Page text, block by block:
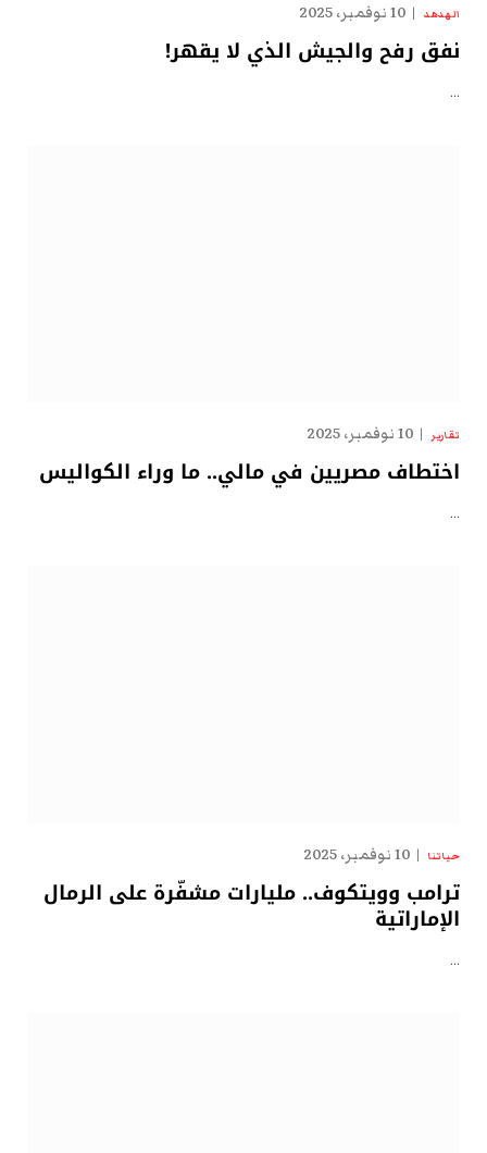
الهدهد 10 نوفمبر، 2025
نفق رفح والجيش الذي لا يقهر!
…
تقارير 10 نوفمبر، 2025
اختطاف مصريين في مالي.. ما وراء الكواليس
…
حياتنا 10 نوفمبر، 2025
ترامب وويتكوف.. مليارات مشفّرة على الرمال
الإماراتية
…